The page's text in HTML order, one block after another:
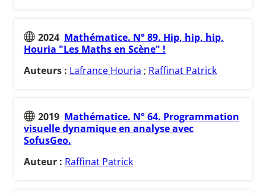
2024 Mathématice. N° 89. Hip, hip, hip,
Houria "Les Maths en Scène" !
Auteurs : Lafrance Houria ; Raffinat Patrick
2019 Mathématice. N° 64. Programmation
visuelle dynamique en analyse avec
SofusGeo.
Auteur : Raffinat Patrick